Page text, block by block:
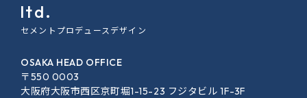
セメントプロデュースデザイン
ltd.
OSAKA HEAD OFFICE
〒550 0003
大阪府大阪市西区京町堀1-15-23 フジタビル 1F-3F